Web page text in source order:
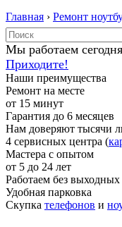
Главная › Ремонт
Мы работаем
Приходите!
Наши преимущества
Ремонт на месте
от 15 минут
Гарантия до 6 месяцев
Нам доверяют тысячи
4 сервисных центра (
Мастера с опытом
от 5 до 24 лет
Работаем без выходных
Удобная парковка
Скупка телефонов и